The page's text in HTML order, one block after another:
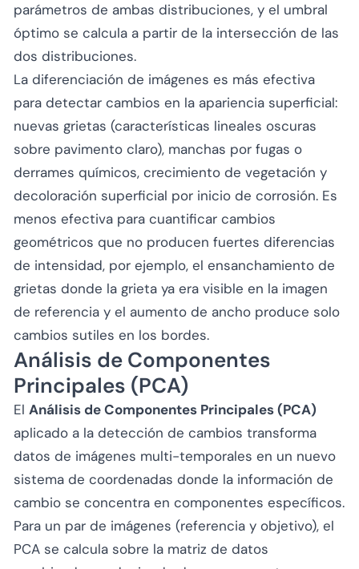
parámetros de ambas distribuciones, y el umbral
óptimo se calcula a partir de la intersección de las
dos distribuciones.
La diferenciación de imágenes es más efectiva
para detectar cambios en la apariencia superficial:
nuevas grietas (características lineales oscuras
sobre pavimento claro), manchas por fugas o
derrames químicos, crecimiento de vegetación y
decoloración superficial por inicio de corrosión. Es
menos efectiva para cuantificar cambios
geométricos que no producen fuertes diferencias
de intensidad, por ejemplo, el ensanchamiento de
grietas donde la grieta ya era visible en la imagen
de referencia y el aumento de ancho produce solo
cambios sutiles en los bordes.
Análisis de Componentes
Principales (PCA)
El Análisis de Componentes Principales (PCA)
aplicado a la detección de cambios transforma
datos de imágenes multi-temporales en un nuevo
sistema de coordenadas donde la información de
cambio se concentra en componentes específicos.
Para un par de imágenes (referencia y objetivo), el
PCA se calcula sobre la matriz de datos